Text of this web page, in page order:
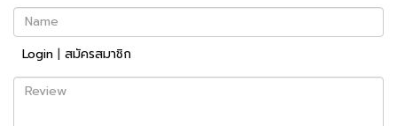
Name
Login | สมัครสมาชิก
Review